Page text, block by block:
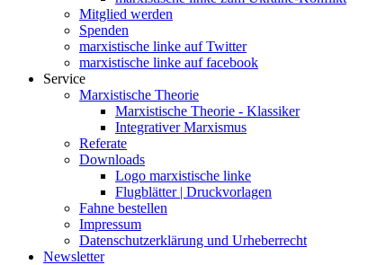
Mitglied werden
Spenden
marxistische linke auf Twitter
marxistische linke auf facebook
Service
Marxistische Theorie
Marxistische Theorie - Klassiker
Integrativer Marxismus
Referate
Downloads
Logo marxistische linke
Flugblätter | Druckvorlagen
Fahne bestellen
Impressum
Datenschutzerklärung und Urheberrecht
Newsletter